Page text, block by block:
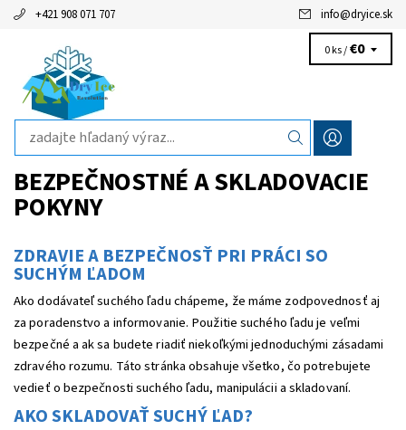
+421 908 071 707 info@dryice.sk
0 ks /€0
BEZPEČNOSTNÉ A SKLADOVACIE
POKYNY
ZDRAVIE A BEZPEČNOSŤ PRI PRÁCI SO
SUCHÝM ĽADOM
Ako dodávateľ suchého ľadu chápeme, že máme zodpovednosť aj
za poradenstvo a informovanie. Použitie suchého ľadu je veľmi
bezpečné a ak sa budete riadiť niekoľkými jednoduchými zásadami
zdravého rozumu. Táto stránka obsahuje všetko, čo potrebujete
vedieť o bezpečnosti suchého ľadu, manipulácii a skladovaní.
AKO SKLADOVAŤ SUCHÝ ĽAD?